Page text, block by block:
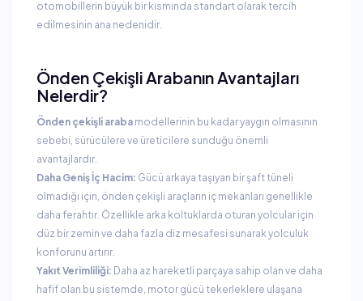
otomobillerin büyük bir kısmında standart olarak tercih
edilmesinin ana nedenidir.
Önden Çekişli Arabanın Avantajları
Nelerdir?
Önden çekişli araba modellerinin bu kadar yaygın olmasının
sebebi, sürücülere ve üreticilere sunduğu önemli
avantajlardır.
Daha Geniş İç Hacim: Gücü arkaya taşıyan bir şaft tüneli
olmadığı için, önden çekişli araçların iç mekanları genellikle
daha ferahtır. Özellikle arka koltuklarda oturan yolcular için
düz bir zemin ve daha fazla diz mesafesi sunarak yolculuk
konforunu artırır.
Yakıt Verimliliği: Daha az hareketli parçaya sahip olan ve daha
hafif olan bu sistemde, motor gücü tekerleklere ulaşana